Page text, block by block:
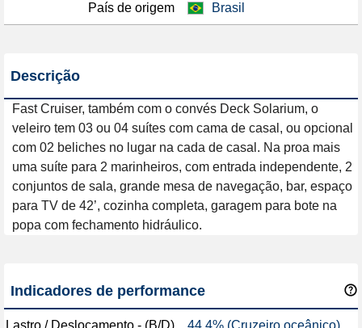
País de origem Brasil
Descrição
Fast Cruiser, também com o convés Deck Solarium, o
veleiro tem 03 ou 04 suítes com cama de casal, ou opcional
com 02 beliches no lugar na cada de casal. Na proa mais
uma suíte para 2 marinheiros, com entrada independente, 2
conjuntos de sala, grande mesa de navegação, bar, espaço
para TV de 42’, cozinha completa, garagem para bote na
popa com fechamento hidráulico.
Indicadores de performance
Lastro / Deslocamento - (B/D) 44,4% (Cruzeiro oceânico)